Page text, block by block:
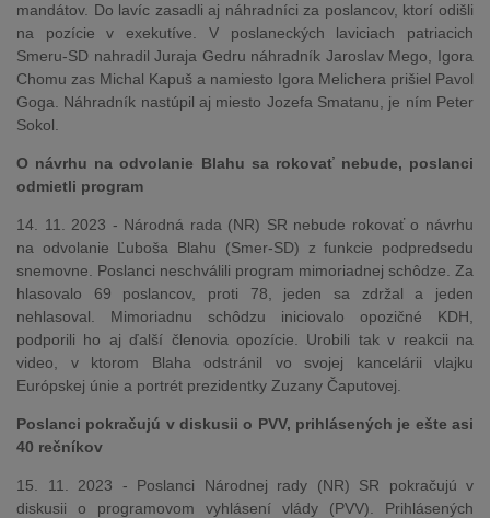
mandátov. Do lavíc zasadli aj náhradníci za poslancov, ktorí odišli
na pozície v exekutíve. V poslaneckých laviciach patriacich
Smeru-SD nahradil Juraja Gedru náhradník Jaroslav Mego, Igora
Chomu zas Michal Kapuš a namiesto Igora Melichera prišiel Pavol
Goga. Náhradník nastúpil aj miesto Jozefa Smatanu, je ním Peter
Sokol.
O návrhu na odvolanie Blahu sa rokovať nebude, poslanci
odmietli program
14. 11. 2023 - Národná rada (NR) SR nebude rokovať o návrhu
na odvolanie Ľuboša Blahu (Smer-SD) z funkcie podpredsedu
snemovne. Poslanci neschválili program mimoriadnej schôdze. Za
hlasovalo 69 poslancov, proti 78, jeden sa zdržal a jeden
nehlasoval. Mimoriadnu schôdzu iniciovalo opozičné KDH,
podporili ho aj ďalší členovia opozície. Urobili tak v reakcii na
video, v ktorom Blaha odstránil vo svojej kancelárii vlajku
Európskej únie a portrét prezidentky Zuzany Čaputovej.
Poslanci pokračujú v diskusii o PVV, prihlásených je ešte asi
40 rečníkov
15. 11. 2023 - Poslanci Národnej rady (NR) SR pokračujú v
diskusii o programovom vyhlásení vlády (PVV). Prihlásených